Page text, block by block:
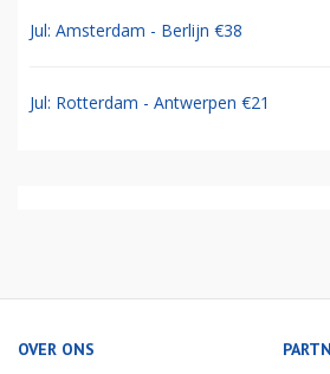
Jul: Amsterdam - Berlijn €38
Jul: Rotterdam - Antwerpen €21
OVER ONS